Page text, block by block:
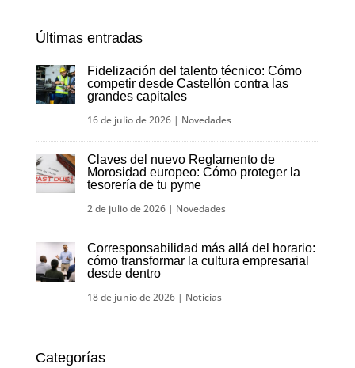
Últimas entradas
Fidelización del talento técnico: Cómo
competir desde Castellón contra las
grandes capitales
16 de julio de 2026| Novedades
Claves del nuevo Reglamento de
Morosidad europeo: Cómo proteger la
tesorería de tu pyme
2 de julio de 2026| Novedades
Corresponsabilidad más allá del horario:
cómo transformar la cultura empresarial
desde dentro
18 de junio de 2026| Noticias
Categorías